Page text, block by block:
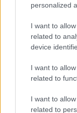
personalized
I want to
related to
device
I want to
related to
I want to
related to
Ποιοι